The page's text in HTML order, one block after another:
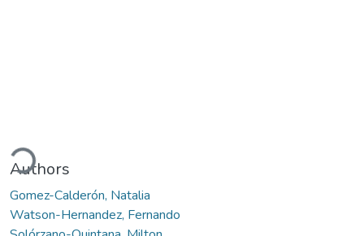
Loading...
Authors
Gomez-Calderón, Natalia
Watson-Hernandez, Fernando